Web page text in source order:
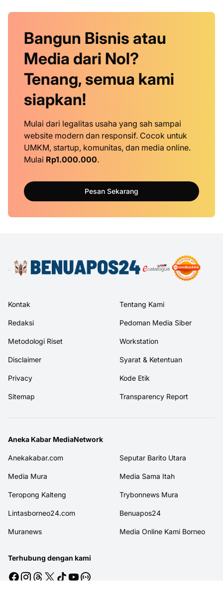
Bangun Bisnis atau
Media dari Nol?
Tenang, semua kami
siapkan!
Mulai dari legalitas usaha yang sah sampai
website modern dan responsif. Cocok untuk
UMKM, startup, komunitas, dan media online.
Mulai Rp1.000.000.
Pesan Sekarang
Kontak Tentang Kami
Redaksi Pedoman Media Siber
Metodologi Riset Workstation
Disclaimer Syarat & Ketentuan
Privacy Kode Etik
Sitemap Transparency Report
Aneka Kabar MediaNetwork
Anekakabar.com Seputar Barito Utara
Media Mura Media Sama Itah
Teropong Kalteng Trybonnews Mura
Lintasborneo24.com Benuapos24
Muranews Media Online Kami Borneo
Terhubung dengan kami